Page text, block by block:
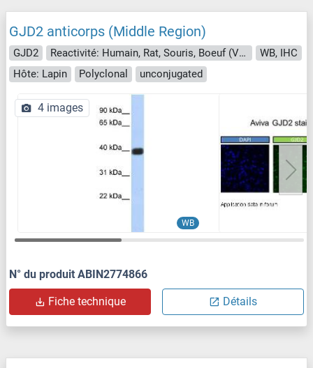
GJD2 anticorps (Middle Region)
GJD2 Reactivité: Humain, Rat, Souris, Boeuf (Vache), Chien, Cobaye, Cheval, Lapin, Poisson zèbre (Danio rerio)
WB, IHC
Hôte: Lapin
Polyclonal unconjugated
WB
4 images
N° du produit ABIN2774866
Fiche technique Détails